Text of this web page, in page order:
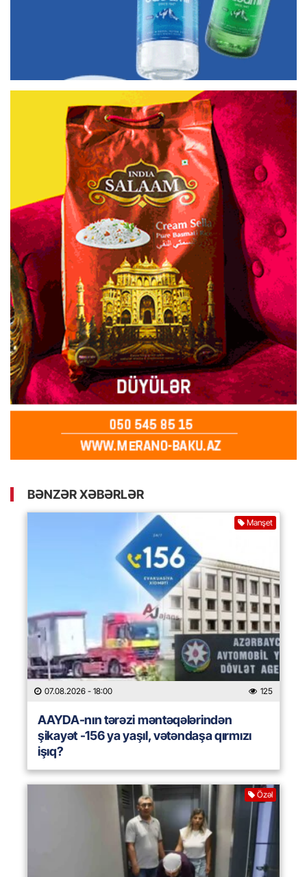
BƏNZƏR XƏBƏRLƏR
Manşet
07.08.2026 - 18:00 125
AAYDA-nın tərəzi məntəqələrindən
şikayət -156 ya yaşıl, vətəndaşa qırmızı
işıq?
Özəl